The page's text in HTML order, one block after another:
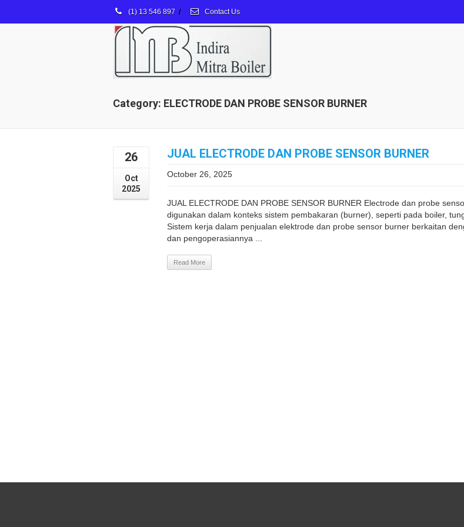
(1) 13 546 897 / Contact Us
Category: ELECTRODE DAN PROBE SENSOR BURNER
26
Oct
2025
JUAL ELECTRODE DAN PROBE SENSOR BURNER
October 26, 2025
JUAL ELECTRODE DAN PROBE SENSOR BURNER Electrode dan probe
digunakan dalam konteks sistem pembakaran (burner), seperti pada boiler,
Sistem kerja dalam penjualan elektrode dan probe sensor burner berkaitan
dan pengoperasiannya ...
Read More